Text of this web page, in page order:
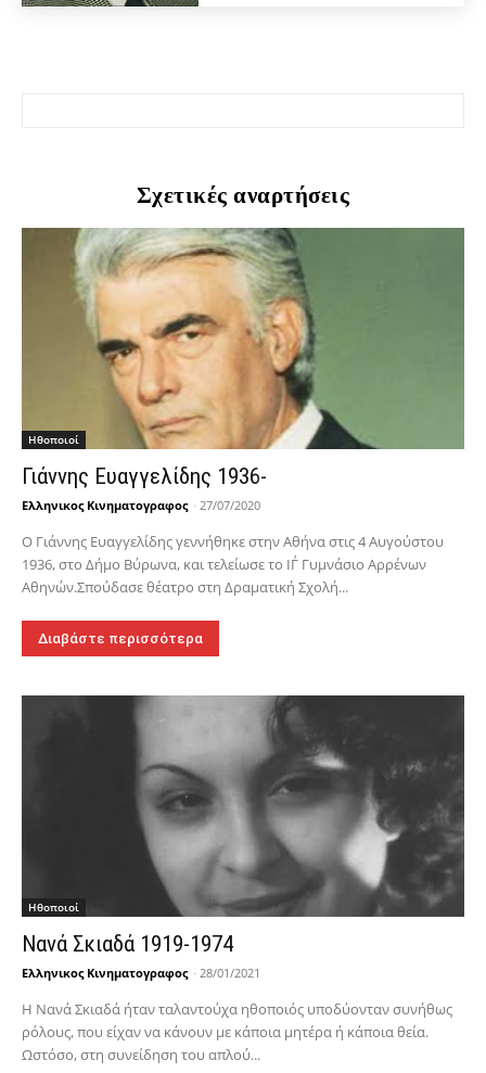
Σχετικές αναρτήσεις
Hθοποιοί
Γιάννης Ευαγγελίδης 1936-
Ελληνικος Κινηματογραφος - 27/07/2020
Ο Γιάννης Ευαγγελίδης γεννήθηκε στην Αθήνα στις 4 Αυγούστου
1936, στο Δήμο Βύρωνα, και τελείωσε το ΙΓ΄ Γυμνάσιο Αρρένων
Αθηνών.Σπούδασε θέατρο στη Δραματική Σχολή...
Διαβάστε περισσότερα
Hθοποιοί
Νανά Σκιαδά 1919-1974
Ελληνικος Κινηματογραφος - 28/01/2021
Η Νανά Σκιαδά ήταν ταλαντούχα ηθοποιός υποδύονταν συνήθως
ρόλους, που είχαν να κάνουν με κάποια μητέρα ή κάποια θεία.
Ωστόσο, στη συνείδηση του απλού...